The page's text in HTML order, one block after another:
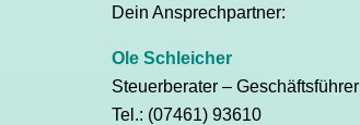
Dein Ansprechpartner:
Ole Schleicher
Steuerberater – Geschäftsführer
Tel.: (07461) 93610